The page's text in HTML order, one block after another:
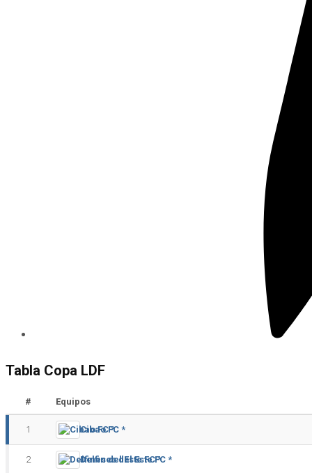
Tabla Copa LDF
# Equipos
1 Cibao FC *
2 Delfines del Este FC *